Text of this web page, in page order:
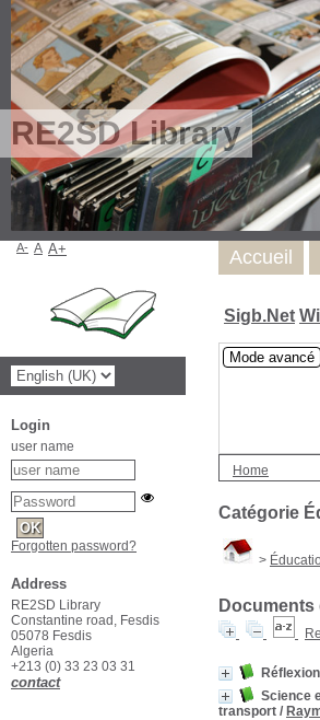
RE2SD Library
Sigb.Net
Mode avancé
Home
Catégorie
>
Science
transport /
Accueil
A- A A+
Login
user name
Forgotten password?
Address
RE2SD Library
Constantine road, Fesdis
05078 Fesdis
Algeria
+213 (0) 33 23 03 31
contact